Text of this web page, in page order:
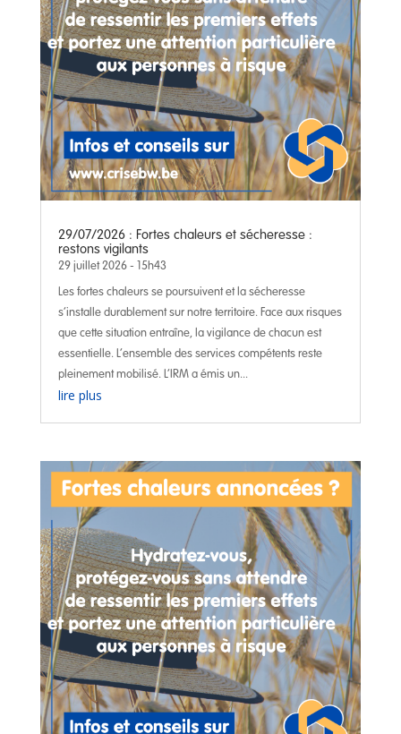
29/07/2026 : Fortes chaleurs et sécheresse :
restons vigilants
29 juillet 2026 - 15h43
Les fortes chaleurs se poursuivent et la sécheresse
s’installe durablement sur notre territoire. Face aux risques
que cette situation entraîne, la vigilance de chacun est
essentielle. L’ensemble des services compétents reste
pleinement mobilisé. L’IRM a émis un...
lire plus